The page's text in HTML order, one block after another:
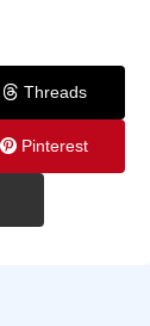
Threads
Pinterest